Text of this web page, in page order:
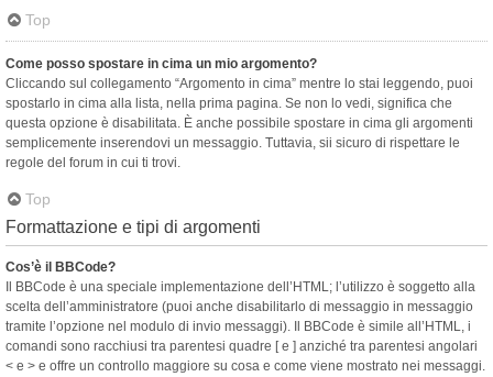
Top
Come posso spostare in cima un mio argomento?
Cliccando sul collegamento “Argomento in cima” mentre lo stai leggendo, puoi
spostarlo in cima alla lista, nella prima pagina. Se non lo vedi, significa che
questa opzione è disabilitata. È anche possibile spostare in cima gli argomenti
semplicemente inserendovi un messaggio. Tuttavia, sii sicuro di rispettare le
regole del forum in cui ti trovi.
Top
Formattazione e tipi di argomenti
Cos’è il BBCode?
Il BBCode è una speciale implementazione dell’HTML; l’utilizzo è soggetto alla
scelta dell’amministratore (puoi anche disabilitarlo di messaggio in messaggio
tramite l’opzione nel modulo di invio messaggi). Il BBCode è simile all’HTML, i
comandi sono racchiusi tra parentesi quadre [ e ] anziché tra parentesi angolari
< e > e offre un controllo maggiore su cosa e come viene mostrato nei messaggi.